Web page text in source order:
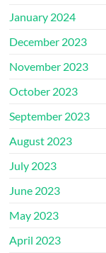
January 2024
December 2023
November 2023
October 2023
September 2023
August 2023
July 2023
June 2023
May 2023
April 2023